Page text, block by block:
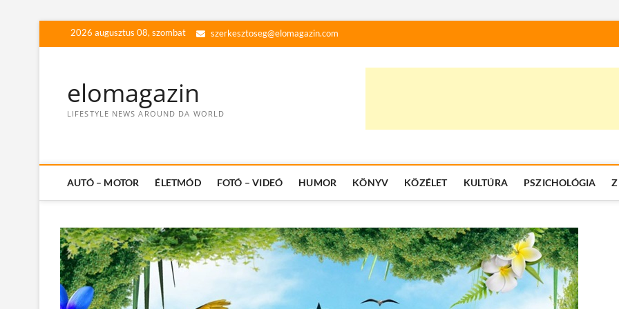
2026 augusztus 08, szombat szerkesztoseg@elomagazin.com
elomagazin
LIFESTYLE NEWS AROUND DA WORLD
AUTÓ – MOTOR ÉLETMÓD FOTÓ – VIDEÓ HUMOR KÖNYV KÖZÉLET KULTÚRA PSZICHOLÓGIA